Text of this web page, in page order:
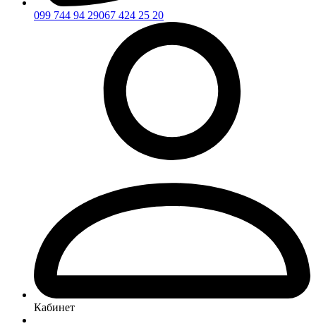
099 744 94 29067 424 25 20
Кабинет